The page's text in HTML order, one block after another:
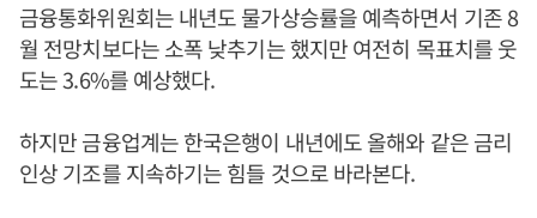
금융통화위원회는 내년도 물가상승률을 예측하면서 기존 8
월 전망치보다는 소폭 낮추기는 했지만 여전히 목표치를 웃
도는 3.6%를 예상했다.
하지만 금융업계는 한국은행이 내년에도 올해와 같은 금리
인상 기조를 지속하기는 힘들 것으로 바라본다.